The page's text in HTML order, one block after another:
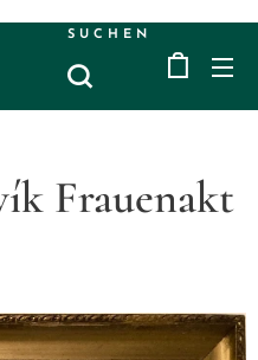
SUCHEN
Frauenakt